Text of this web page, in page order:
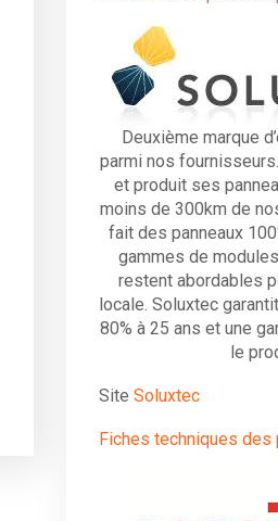
Deuxième marque
parmi nos
et produit ses
moins de 300km de
fait des panneaux
gammes de
restent abordables
locale. Soluxtec
80% à 25 ans et une
le
Site Soluxtec
Fiches techniques des